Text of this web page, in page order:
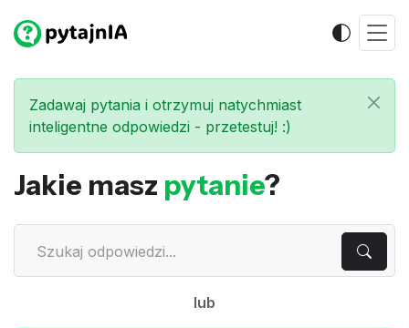
Zadawaj pytania i otrzymuj natychmiast
inteligentne odpowiedzi - przetestuj! :)
Jakie masz pytanie?
lub